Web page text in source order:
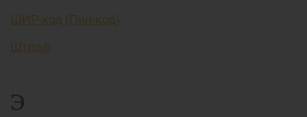
ШИР-код (Пин-код)
Штраф
Э